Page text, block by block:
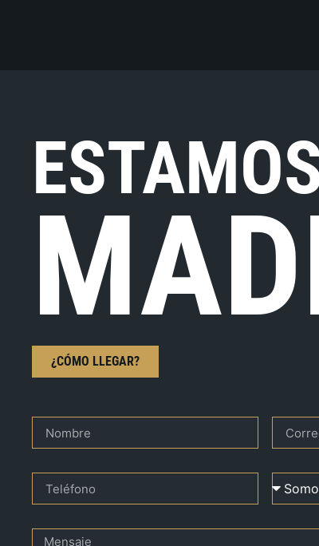
¿CÓMO LLEGAR?